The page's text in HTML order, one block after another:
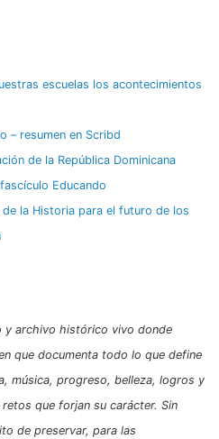
escuelas los acontecimientos
– resumen en Scribd
de la República Dominicana
Educando
la Historia para el futuro de los
y archivo histórico vivo donde
que documenta todo lo que define
música, progreso, belleza, logros y
que forjan su carácter. Sin
de preservar, para las